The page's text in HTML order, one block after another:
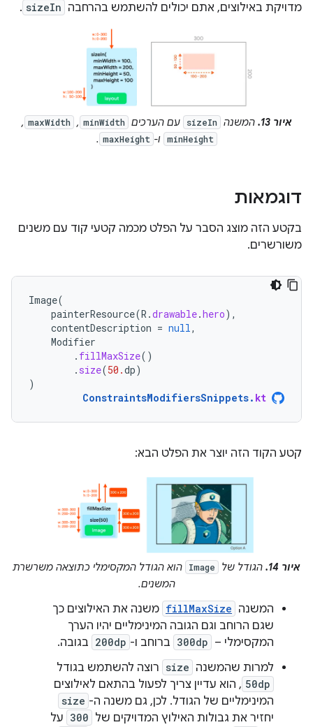
מדויקת באילוצים, אתם יכולים להשתמש בהרחבה sizeIn
.
איור 13. המשנה sizeIn עם הערכים minWidth
,‏
maxWidth
,‏
minHeight ו- maxHeight
.
דוגמאות
בקטע הזה מוצג הסבר על הפלט מכמה קטעי קוד עם משנים
משורשרים.
Image(
painterResource(R .drawable.hero),
contentDescription = null,
Modifier
. fillMaxSize()
. size(50.dp)
)
ConstraintsModifiersSnippets. kt
קטע הקוד הזה יוצר את הפלט הבא:
איור 14. הגודל של Image
הוא הגודל המקסימלי כתוצאה משרשרת
המשנים.
המשנה fillMaxSize משנה את האילוצים כך
שגם הרוחב וגם הגובה המינימליים יהיו הערך
המקסימלי – 300dp ברוחב ו- 200dp בגובה.
למרות שהמשנה size רוצה להשתמש בגודל
50dp , הוא עדיין צריך לפעול בהתאם לאילוצים
המינימליים של הגודל. לכן, גם משנה ה- size
יחזיר את גבולות האילוץ המדויקים של 300 על